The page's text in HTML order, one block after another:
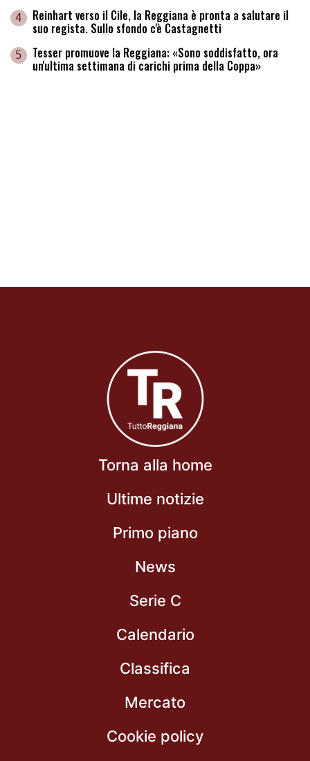
4 Reinhart verso il Cile, la Reggiana è pronta a salutare il
suo regista. Sullo sfondo c'è Castagnetti
5 Tesser promuove la Reggiana: «Sono soddisfatto, ora
un'ultima settimana di carichi prima della Coppa»
Torna alla home
Ultime notizie
Primo piano
News
Serie C
Calendario
Classifica
Mercato
Cookie policy